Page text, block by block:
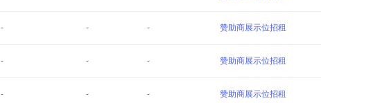
- - - 赞助商展示位招租
- - - 赞助商展示位招租
- - - 赞助商展示位招租